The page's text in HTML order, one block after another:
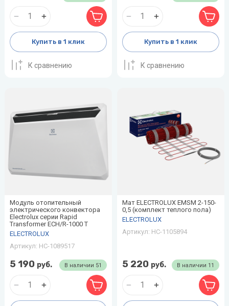
Купить в 1 клик
К сравнению
Купить в 1 клик
К сравнению
Модуль отопительный
электрического конвектора
Electrolux серии Rapid
Transformer ECH/R-1000 T
ELECTROLUX
Артикул: НС-1089517
В наличии 51
5 190 руб.
Мат ELECTROLUX EMSM 2-150-
0,5 (комплект теплого пола)
ELECTROLUX
Артикул: НС-1105894
В наличии 11
5 220 руб.